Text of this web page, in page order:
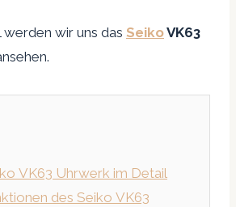
wir uns das SeikoVK63
VK63 Uhrwerk im Detail
des Seiko VK63